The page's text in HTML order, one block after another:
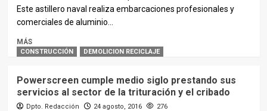
Este astillero naval realiza embarcaciones profesionales y
comerciales de aluminio...
MÁS
CONSTRUCCIÓN DEMOLICION RECICLAJE
Powerscreen cumple medio siglo prestando sus
servicios al sector de la trituración y el cribado
Dpto. Redacción 24 agosto, 2016 276